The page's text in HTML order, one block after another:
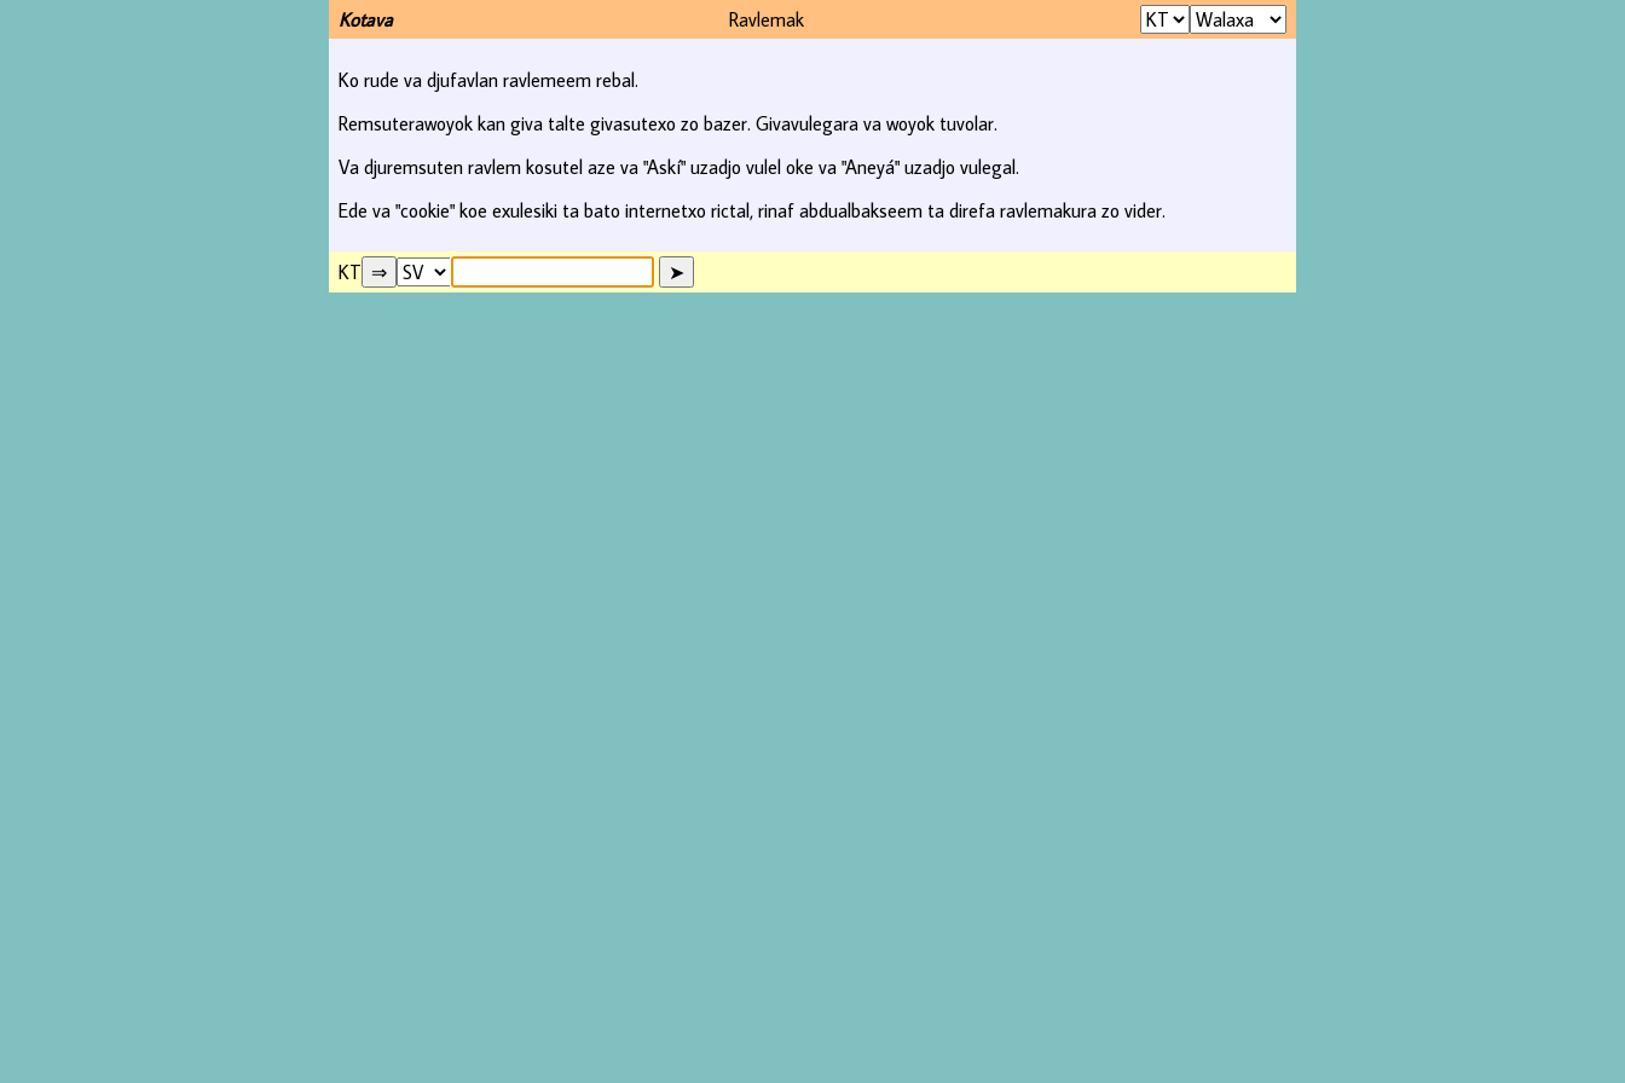
Kotava Ravlemak
Ko rude va djufavlan ravlemeem rebal.
Remsuterawoyok kan giva talte givasutexo zo bazer. Givavulegara va woyok tuvolar.
Va djuremsuten ravlem kosutel aze va "Askí" uzadjo vulel oke va "Aneyá" uzadjo vulegal.
Ede va "cookie" koe exulesiki ta bato internetxo rictal, rinaf abdualbakseem ta direfa ravlemakura zo vider.
KT